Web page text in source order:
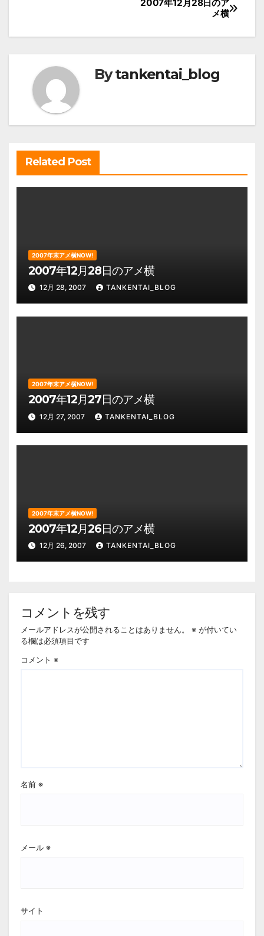
ナ
ゲ
ー
シ
ョ
ン
2007年12月28日のア
メ横
Bytankentai_blog
Related Post
2007年末アメ横NOW!
2007年12月28日のアメ横
12月 28, 2007 TANKENTAI_BLOG
2007年末アメ横NOW!
2007年12月27日のアメ横
12月 27, 2007 TANKENTAI_BLOG
2007年末アメ横NOW!
2007年12月26日のアメ横
12月 26, 2007 TANKENTAI_BLOG
コメントを残す
メールアドレスが公開されることはありません。 ※ が付いてい
る欄は必須項目です
コメント ※
名前 ※
メール ※
サイト